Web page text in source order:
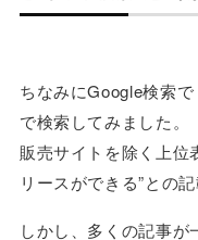
ちなみにGoogle検索
で検索してみました。
販売サイトを除く上位
リースができる”との記
しかし、多くの記事